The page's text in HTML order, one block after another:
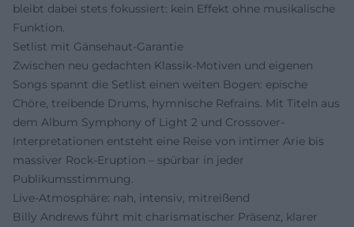
bleibt dabei stets fokussiert: kein Effekt ohne musikalische
Funktion.
Setlist mit Gänsehaut-Garantie
Zwischen neu gedachten Klassik-Motiven und eigenen
Songs spannt die Setlist einen weiten Bogen: epische
Chöre, treibende Drums, hymnische Refrains. Mit Titeln aus
dem Album Symphony of Light 2 und Crossover-
Interpretationen entsteht eine Reise von intimer Arie bis
massiver Rock-Eruption – spürbar in jeder
Publikumsstimmung.
Live-Atmosphäre: nah, intensiv, mitreißend
Billy Andrews führt mit charismatischer Präsenz, klarer